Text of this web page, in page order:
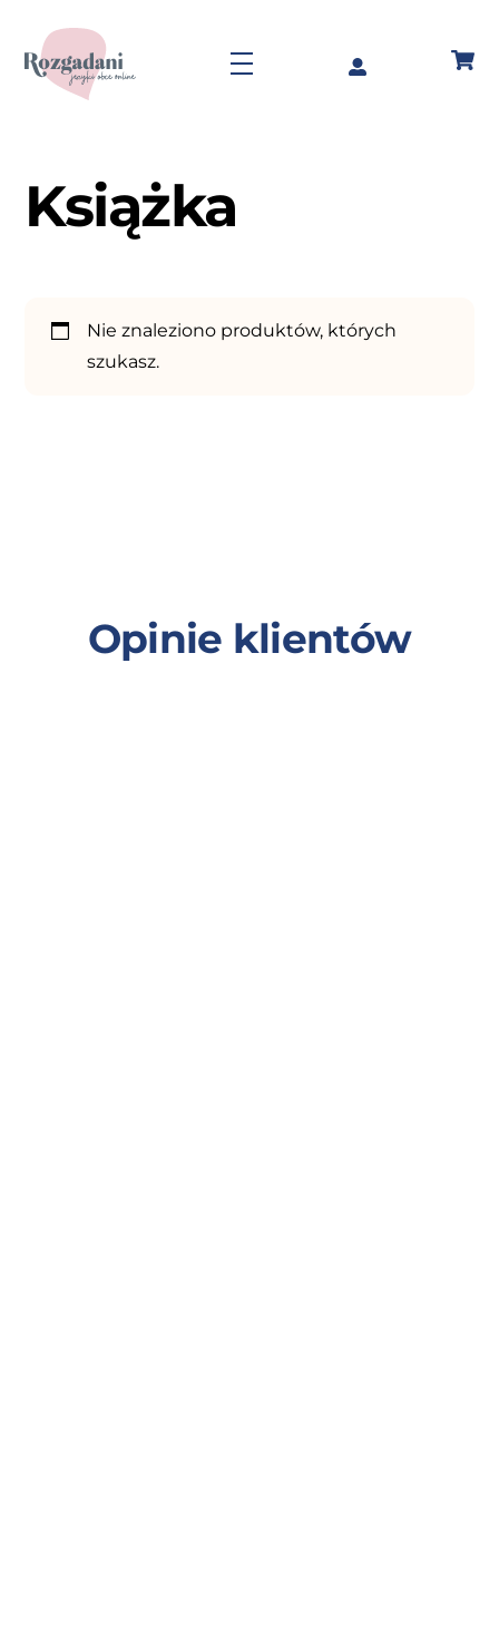
content
Menu
Książka
Nie znaleziono produktów, których
szukasz.
Opinie klientów